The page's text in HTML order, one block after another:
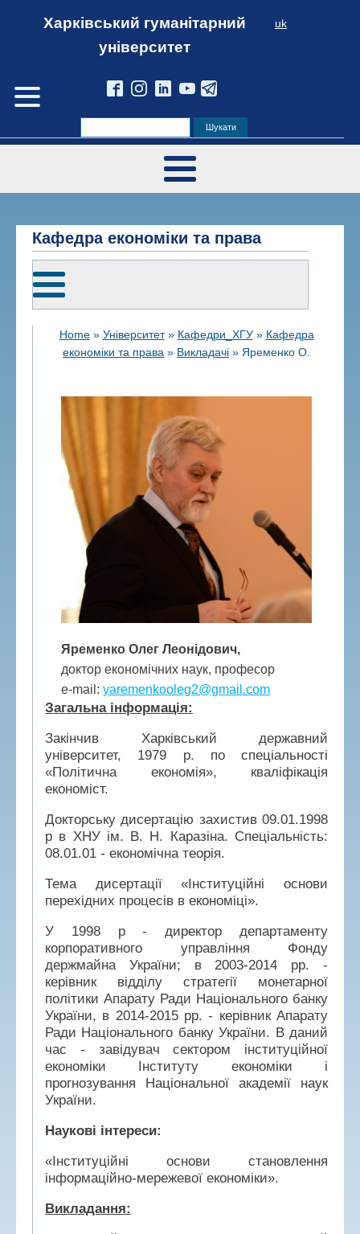
Харківський гуманітарний
університет
uk
Кафедра економіки та права
Home» Університет» Кафедри_ХГУ» Кафедра
економіки та права » Викладачі » Яременко О.
Яременко Олег Леонідович,
доктор економічних наук, професор
e-mail: yaremenkooleg2@gmail.com
Загальна інформація:
Закінчив Харківський державний
університет, 1979 р. по спеціальності
«Політична економія», кваліфікація
економіст.
Докторську дисертацію захистив 09.01.1998
р в ХНУ ім. В. Н. Каразіна. Спеціальність:
08.01.01 - економічна теорія.
Тема дисертації «Інституційні основи
перехідних процесів в економіці».
У 1998 р - директор департаменту
корпоративного управління Фонду
держмайна України; в 2003-2014 рр. -
керівник відділу стратегії монетарної
політики Апарату Ради Національного банку
України, в 2014-2015 рр. - керівник Апарату
Ради Національного банку України. В даний
час - завідувач сектором інституційної
економіки Інституту економіки і
прогнозування Національної академії наук
України.
Наукові інтереси:
«Інституційні основи становлення
інформаційно-мережевої економіки».
Викладання: